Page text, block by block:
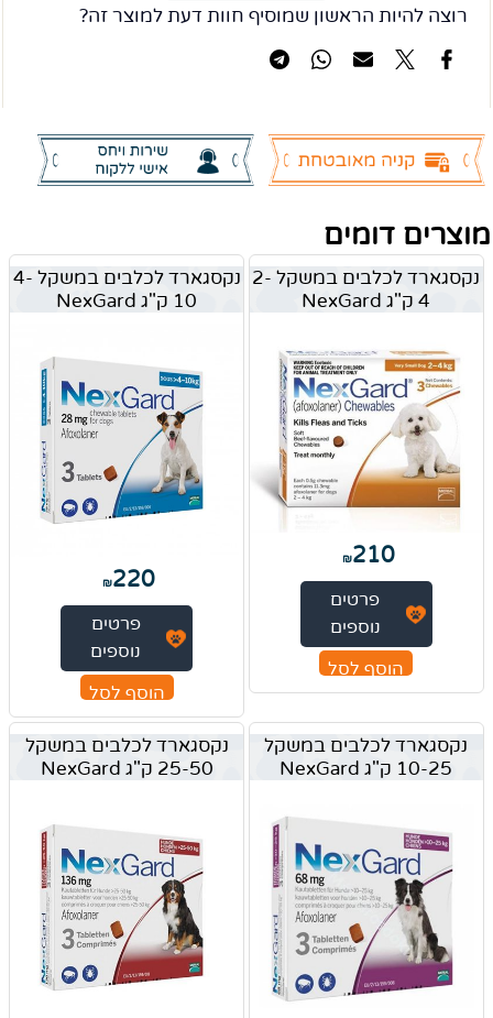
רוצה להיות הראשון שמוסיף חוות דעת למוצר זה?
מוצרים דומים
נקסגארד לכלבים במשקל 2-
4 ק"ג NexGard
₪210
פרטים
נוספים
הוסף לסל
נקסגארד לכלבים במשקל 4-
10 ק"ג NexGard
₪220
פרטים
נוספים
הוסף לסל
נקסגארד לכלבים במשקל
10-25 ק"ג NexGard
נקסגארד לכלבים במשקל
25-50 ק"ג NexGard